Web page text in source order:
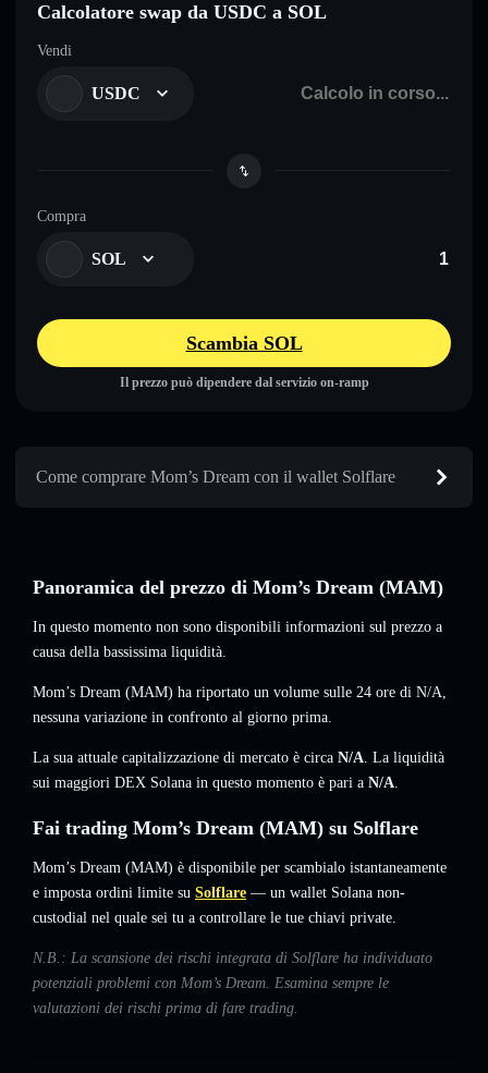
Calcolatore swap da USDC a SOL
Vendi
USDC
Compra
SOL
Scambia SOL
Il prezzo può dipendere dal servizio on-ramp
Come comprare Mom’s Dream con il wallet Solflare
Panoramica del prezzo di Mom’s Dream (MAM)
In questo momento non sono disponibili informazioni sul prezzo a
causa della bassissima liquidità.
Mom’s Dream (MAM) ha riportato un volume sulle 24 ore di N/A,
nessuna variazione in confronto al giorno prima.
La sua attuale capitalizzazione di mercato è circa N/A. La liquidità
sui maggiori DEX Solana in questo momento è pari a N/A.
Fai trading Mom’s Dream (MAM) su Solflare
Mom’s Dream (MAM) è disponibile per scambialo istantaneamente
e imposta ordini limite su Solflare — un wallet Solana non-
custodial nel quale sei tu a controllare le tue chiavi private.
N.B.: La scansione dei rischi integrata di Solflare ha individuato
potenziali problemi con Mom’s Dream. Esamina sempre le
valutazioni dei rischi prima di fare trading.